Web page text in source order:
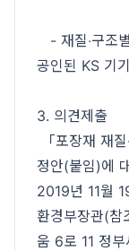
- 재질‧구조
공인된 KS 기
3. 의견제출
「포장재 재
정안(붙임)에
2019년 11월
환경부장관(참
움 6로 11 정